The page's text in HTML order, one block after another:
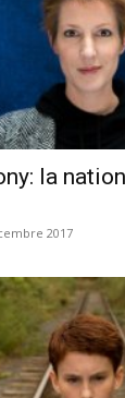
la
2017